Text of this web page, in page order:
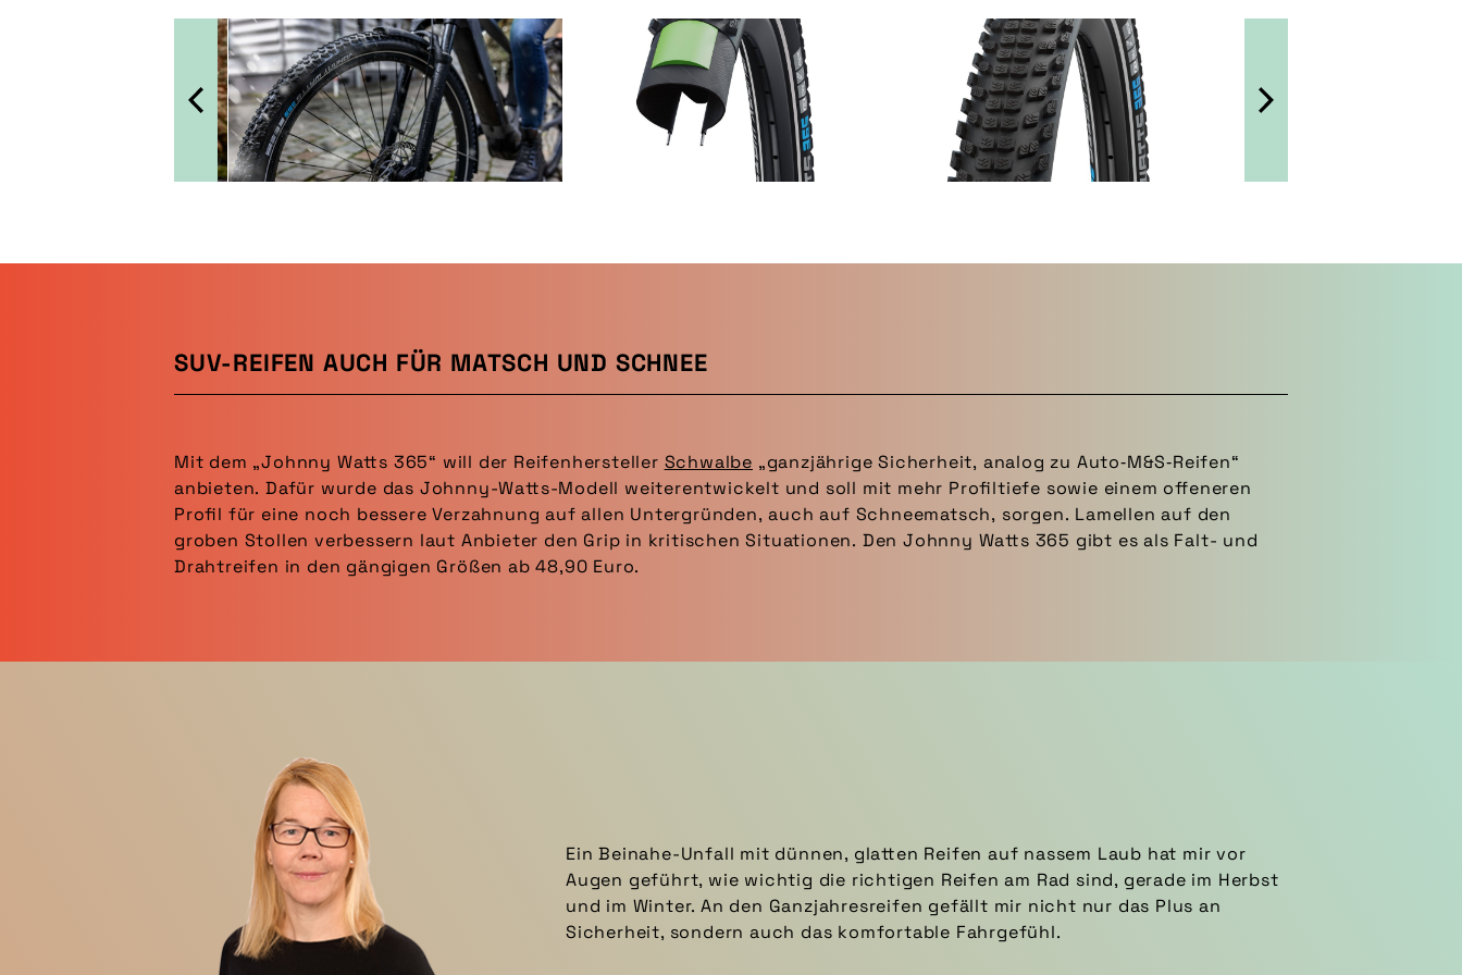
SUV-REIFEN AUCH FÜR MATSCH UND SCHNEE
Mit dem „Johnny Watts 365“ will der Reifenhersteller Schwalbe „ganzjährige Sicherheit, analog zu Auto‑M&S‑Reifen“
anbieten. Dafür wurde das Johnny-Watts-Modell weiterentwickelt und soll mit mehr Profiltiefe sowie einem offeneren
Profil für eine noch bessere Verzahnung auf allen Untergründen, auch auf Schneematsch, sorgen. Lamellen auf den
groben Stollen verbessern laut Anbieter den Grip in kritischen Situationen. Den Johnny Watts 365 gibt es als Falt- und
Drahtreifen in den gängigen Größen ab 48,90 Euro.
Ein Beinahe-Unfall mit dünnen, glatten Reifen auf nassem Laub hat mir vor
Augen geführt, wie wichtig die richtigen Reifen am Rad sind, gerade im Herbst
und im Winter. An den Ganzjahresreifen gefällt mir nicht nur das Plus an
Sicherheit, sondern auch das komfortable Fahrgefühl.